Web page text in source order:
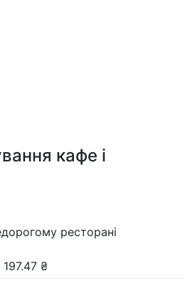
кафе і
ресторані
197.47 ₴